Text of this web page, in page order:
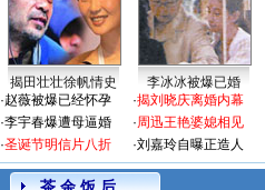
揭田壮壮徐帆情史 李冰冰被爆已婚
·赵薇被爆已经怀孕
·李宇春爆遭母逼婚
·圣诞节明信片八折
·揭刘晓庆离婚内幕
·周迅王艳婆媳相见
·刘嘉玲自曝正造人